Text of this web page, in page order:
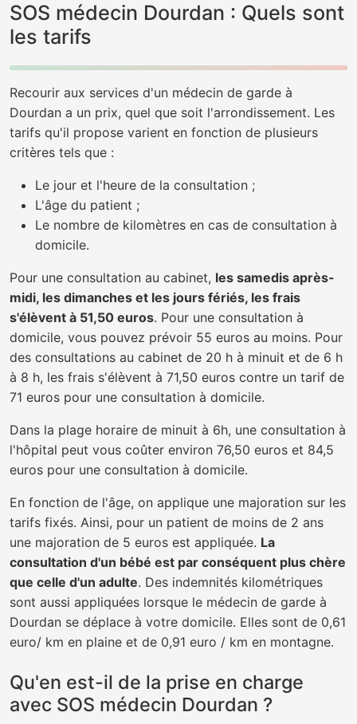
SOS médecin Dourdan : Quels sont
les tarifs
Recourir aux services d'un médecin de garde à
Dourdan a un prix, quel que soit l'arrondissement. Les
tarifs qu'il propose varient en fonction de plusieurs
critères tels que :
Le jour et l'heure de la consultation ;
L'âge du patient ;
Le nombre de kilomètres en cas de consultation à
domicile.
Pour une consultation au cabinet, les samedis après-
midi, les dimanches et les jours fériés, les frais
s'élèvent à 51,50 euros. Pour une consultation à
domicile, vous pouvez prévoir 55 euros au moins. Pour
des consultations au cabinet de 20 h à minuit et de 6 h
à 8 h, les frais s'élèvent à 71,50 euros contre un tarif de
71 euros pour une consultation à domicile.
Dans la plage horaire de minuit à 6h, une consultation à
l'hôpital peut vous coûter environ 76,50 euros et 84,5
euros pour une consultation à domicile.
En fonction de l'âge, on applique une majoration sur les
tarifs fixés. Ainsi, pour un patient de moins de 2 ans
une majoration de 5 euros est appliquée. La
consultation d'un bébé est par conséquent plus chère
que celle d'un adulte. Des indemnités kilométriques
sont aussi appliquées lorsque le médecin de garde à
Dourdan se déplace à votre domicile. Elles sont de 0,61
euro/ km en plaine et de 0,91 euro / km en montagne.
Qu'en est-il de la prise en charge
avec SOS médecin Dourdan ?